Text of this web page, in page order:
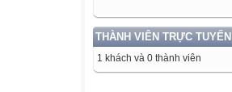
THÀNH VIÊN TRỰC TUYẾN
1 khách và 0 thành viên